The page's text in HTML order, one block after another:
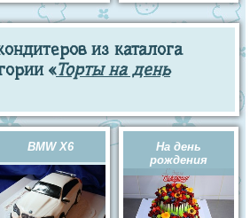
из каталога
«Торты на день
BMW X6
На день
рождения